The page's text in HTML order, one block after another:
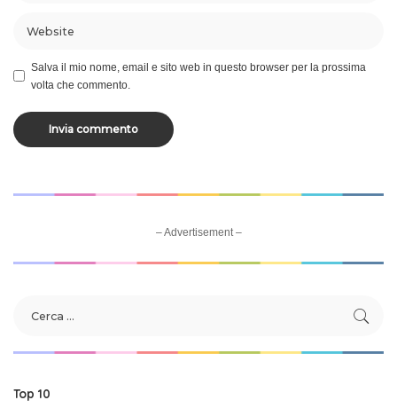
Salva il mio nome, email e sito web in questo browser per la prossima
volta che commento.
– Advertisement –
Top 10